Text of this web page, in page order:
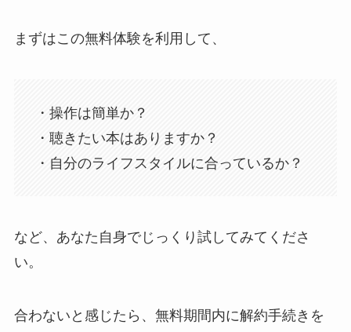
まずはこの無料体験を利用して、
・操作は簡単か？
・聴きたい本はありますか？
・自分のライフスタイルに合っているか？
など、あなた自身でじっくり試してみてくださ
い。
合わないと感じたら、無料期間内に解約手続きを